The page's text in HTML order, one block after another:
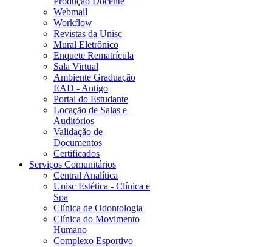
Webmail
Workflow
Revistas da Unisc
Mural Eletrônico
Enquete Rematrícula
Sala Virtual
Ambiente Graduação
EAD - Antigo
Portal do Estudante
Locação de Salas e
Auditórios
Validação de
Documentos
Certificados
Serviços Comunitários
Central Analítica
Unisc Estética - Clínica e
Spa
Clínica de Odontologia
Clínica do Movimento
Humano
Complexo Esportivo